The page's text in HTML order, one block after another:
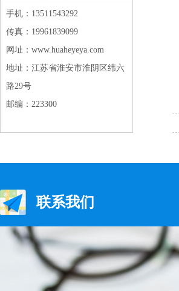
手机：13511543292
传真：19961839099
网址：www.huaheyeya.com
地址：江苏省淮安市淮阴区纬六
路29号
邮编：223300
联系我们